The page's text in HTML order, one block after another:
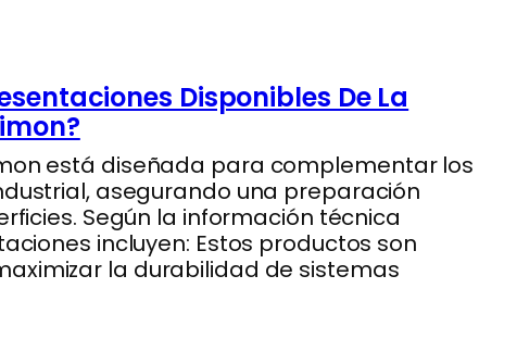
Disponibles De La
está diseñada para complementar los
asegurando una preparación
Según la información técnica
incluyen: Estos productos son
la durabilidad de sistemas